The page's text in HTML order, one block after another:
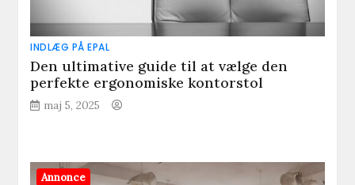
INDLÆG PÅ EPAL
Den ultimative guide til at vælge den
perfekte ergonomiske kontorstol
maj 5, 2025
Annonce